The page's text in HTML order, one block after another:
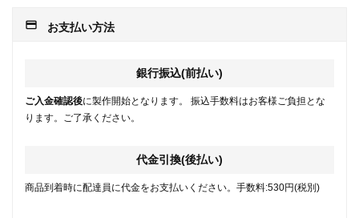
payment お支払い方法
銀行振込(前払い)
ご入金確認後に製作開始となります。 振込手数料はお客様ご負担とな
ります。ご了承ください。
代金引換(後払い)
商品到着時に配達員に代金をお支払いください。手数料:530円(税別)